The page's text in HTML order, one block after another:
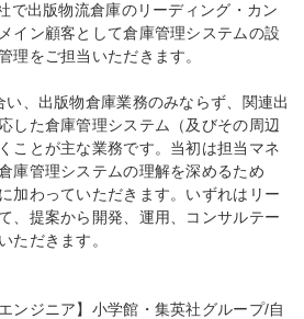
で出版物流倉庫のリーディング・カン
イン顧客として倉庫管理システムの設
理をご担当いただきます。
、出版物倉庫業務のみならず、関連出
した倉庫管理システム（及びその周辺
ことが主な業務です。当初は担当マネ
庫管理システムの理解を深めるため
加わっていただきます。いずれはリー
、提案から開発、運用、コンサルテー
ただきます。
ンジニア】小学館・集英社グループ/自